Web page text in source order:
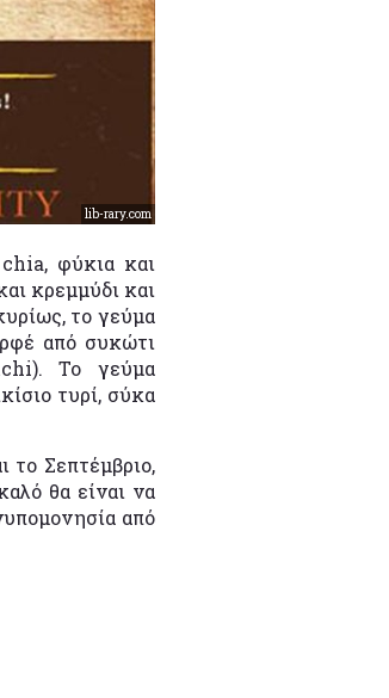
lib-rary.com
φύκια και
κρεμμύδι και
το γεύμα
από συκώτι
Το γεύμα
τυρί, σύκα
το Σεπτέμβριο,
θα είναι να
από